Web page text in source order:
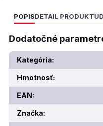
POPISDETAIL PRODUKTU
Dodatočné
Kategória:
Hmotnosť:
EAN:
Značka: